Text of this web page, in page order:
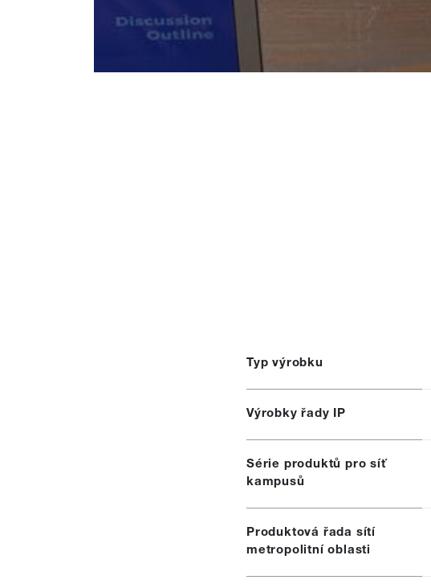
Typ výrobku
Výrobky řady IP
Série produktů pro síť
kampusů
Produktová řada sítí
metropolitní oblasti